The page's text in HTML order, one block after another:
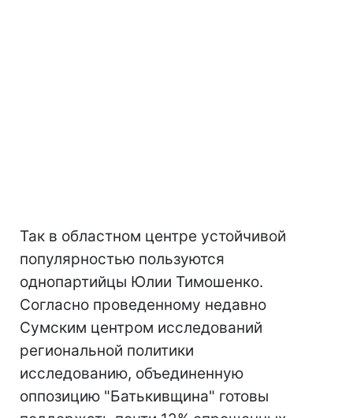
Так в областном центре устойчивой
популярностью пользуются
однопартийцы Юлии Тимошенко.
Согласно проведенному недавно
Сумским центром исследований
региональной политики
исследованию, объединенную
оппозицию "Батькивщина" готовы